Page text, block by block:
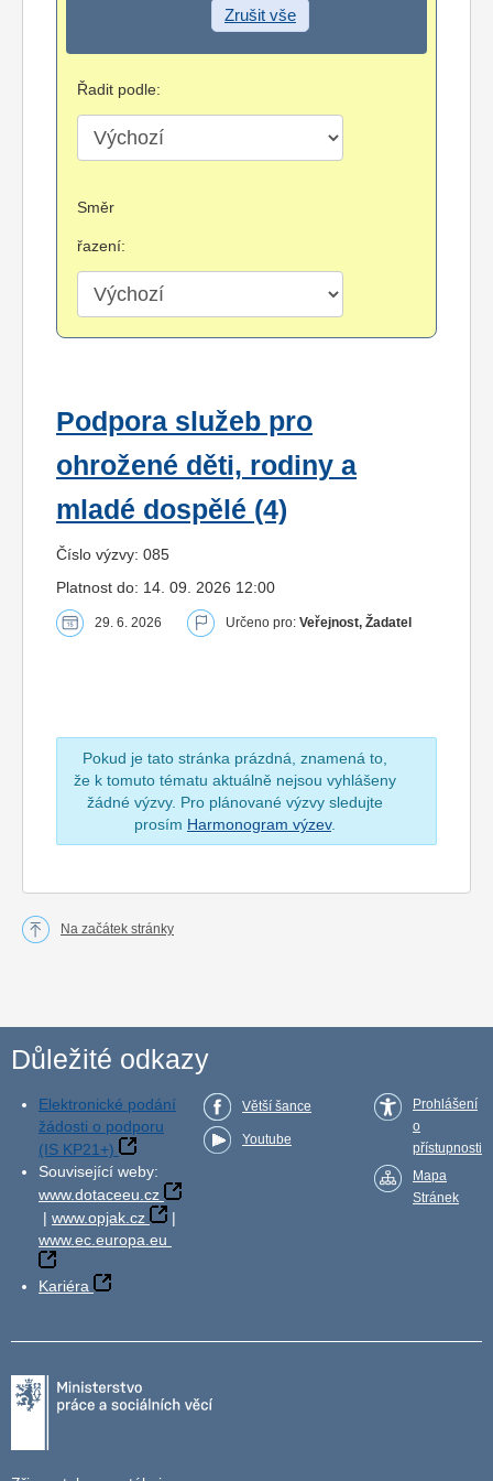
Zrušit vše
Řadit podle:
Směr
řazení:
Podpora služeb pro
ohrožené děti, rodiny a
mladé dospělé (4)
Číslo výzvy: 085
Platnost do: 14. 09. 2026 12:00
29. 6. 2026 Určeno pro: Veřejnost, Žadatel
Pokud je tato stránka prázdná, znamená to,
že k tomuto tématu aktuálně nejsou vyhlášeny
žádné výzvy. Pro plánované výzvy sledujte
prosím Harmonogram výzev.
Na začátek stránky
Důležité odkazy
Elektronické podání
žádosti o podporu
(IS KP21+)
Související weby:
www.dotaceeu.cz
| www.opjak.cz
|
www.ec.europa.eu
Kariéra
Větší šance
Youtube
Prohlášení
o
přístupnosti
Mapa
Stránek